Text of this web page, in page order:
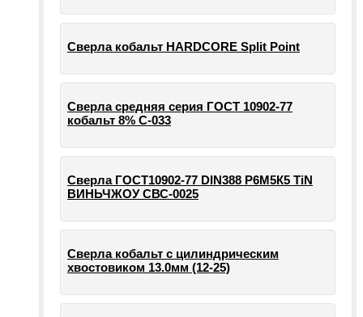
Сверла кобальт HARDCORE Split Point
Сверла средняя серия ГОСТ 10902-77
кобальт 8% С-033
Сверла ГОСТ10902-77 DIN388 Р6М5К5 TiN
ВИНЬЧЖОУ СВС-0025
Сверла кобальт с цилиндрическим
хвостовиком 13.0мм (12-25)